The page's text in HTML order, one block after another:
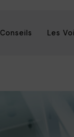
Conseils Les